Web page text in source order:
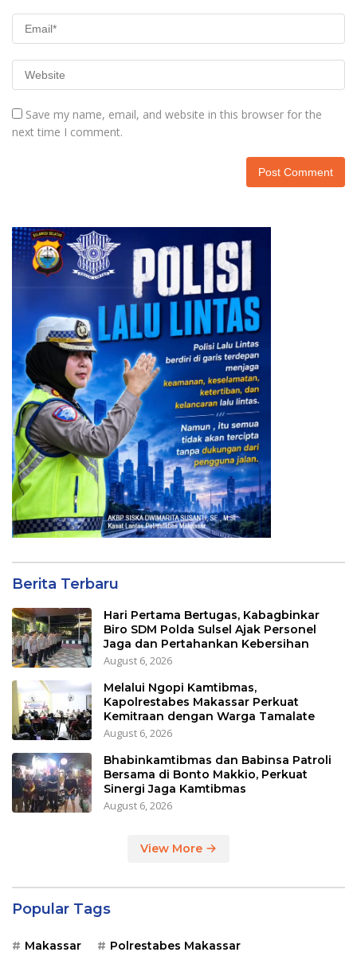
Save my name, email, and website in this browser for the
next time I comment.
Berita Terbaru
Hari Pertama Bertugas, Kabagbinkar
Biro SDM Polda Sulsel Ajak Personel
Jaga dan Pertahankan Kebersihan
August 6, 2026
Melalui Ngopi Kamtibmas,
Kapolrestabes Makassar Perkuat
Kemitraan dengan Warga Tamalate
August 6, 2026
Bhabinkamtibmas dan Babinsa Patroli
Bersama di Bonto Makkio, Perkuat
Sinergi Jaga Kamtibmas
August 6, 2026
View More
Popular Tags
Makassar Polrestabes Makassar